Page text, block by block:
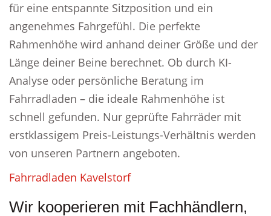
für eine entspannte Sitzposition und ein
angenehmes Fahrgefühl. Die perfekte
Rahmenhöhe wird anhand deiner Größe und der
Länge deiner Beine berechnet. Ob durch KI-
Analyse oder persönliche Beratung im
Fahrradladen – die ideale Rahmenhöhe ist
schnell gefunden. Nur geprüfte Fahrräder mit
erstklassigem Preis-Leistungs-Verhältnis werden
von unseren Partnern angeboten.
Fahrradladen Kavelstorf
Wir kooperieren mit Fachhändlern,